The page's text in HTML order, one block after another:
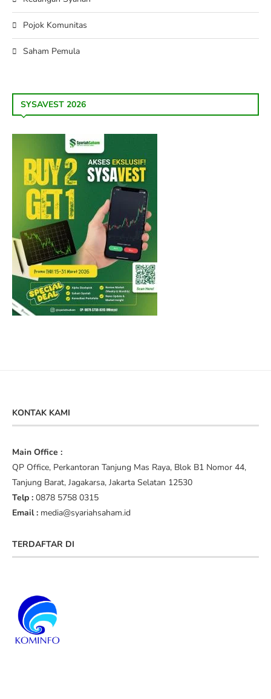
Pojok Komunitas
Saham Pemula
SYSAVEST 2026
KONTAK KAMI
Main Office :
QP Office, Perkantoran Tanjung Mas Raya, Blok B1 Nomor 44,
Tanjung Barat, Jagakarsa, Jakarta Selatan 12530
Telp : 0878 5758 0315
Email : media@syariahsaham.id
TERDAFTAR DI